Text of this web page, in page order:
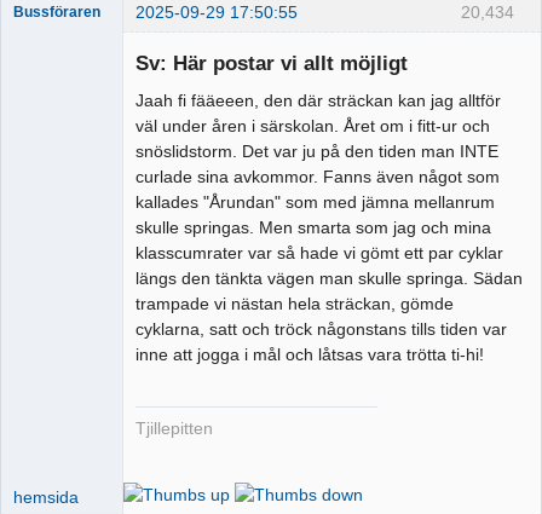
20,434
Bussföraren 2025-09-29 17:50:55
Sv: Här postar vi allt möjligt
Jaah fi fääeeen, den där sträckan kan jag alltför
väl under åren i särskolan. Året om i fitt-ur och
snöslidstorm. Det var ju på den tiden man INTE
curlade sina avkommor. Fanns även något som
kallades "Årundan" som med jämna mellanrum
skulle springas. Men smarta som jag och mina
klasscumrater var så hade vi gömt ett par cyklar
längs den tänkta vägen man skulle springa. Sädan
trampade vi nästan hela sträckan, gömde
cyklarna, satt och tröck någonstans tills tiden var
inne att jogga i mål och låtsas vara trötta ti-hi!
Tjillepitten
hemsida